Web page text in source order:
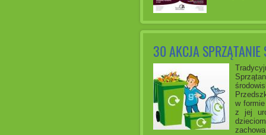
30 AKCJA SPRZĄTANIE
w
z jej